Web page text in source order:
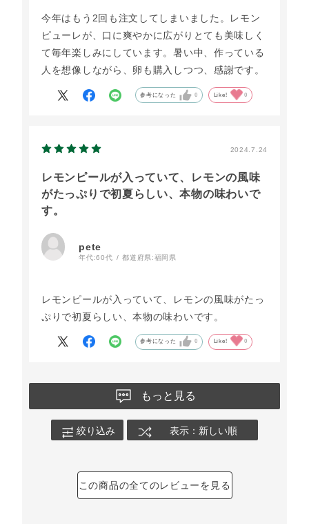
今年はもう2回も注文してしまいました。レモン
ピューレが、口に爽やかに広がりとても美味しく
て毎年楽しみにしています。暑い中、作っている
人を想像しながら、卵も購入しつつ、感謝です。
参考になった 0 Like! 0
2024.7.24
レモンピールが入っていて、レモンの風味
がたっぷりで初夏らしい、本物の味わいで
す。
pete
年代:60代 都道府県:福岡県
レモンピールが入っていて、レモンの風味がたっ
ぷりで初夏らしい、本物の味わいです。
参考になった 0 Like! 0
もっと見る
絞り込み 表示：新しい順
この商品の全てのレビューを見る